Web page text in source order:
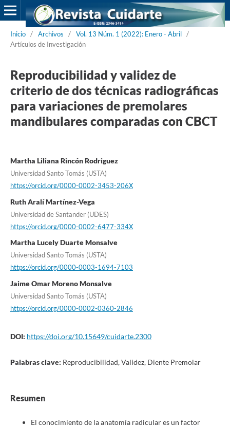
Inicio / Archivos / Vol. 13 Núm. 1 (2022): Enero - Abril /
Artículos de Investigación
Reproducibilidad y validez de
criterio de dos técnicas radiográficas
para variaciones de premolares
mandibulares comparadas con CBCT
Martha Liliana Rincón Rodriguez
Universidad Santo Tomás (USTA)
https://orcid.org/0000-0002-3453-206X
Ruth Aralí Martínez-Vega
Universidad de Santander (UDES)
https://orcid.org/0000-0002-6477-334X
Martha Lucely Duarte Monsalve
Universidad Santo Tomás (USTA)
https://orcid.org/0000-0003-1694-7103
Jaime Omar Moreno Monsalve
Universidad Santo Tomás (USTA)
https://orcid.org/0000-0002-0360-2846
DOI: https://doi.org/10.15649/cuidarte.2300
Palabras clave: Reproducibilidad, Validez, Diente Premolar
Resumen
El conocimiento de la anatomía radicular es un factor